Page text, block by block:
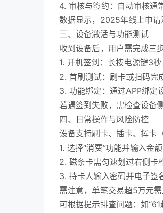
4. 审核与签约：自动审核通
数据显示，2025年线上申请
三、设备激活与功能测试
收到设备后，用户需完成三
1. 开机签到：长按电源键3秒
2. 首刷测试：刷卡或扫码完
3. 功能绑定：通过APP绑定
若遇签到失败，需检查设备
四、日常操作与风险防控
设备支持刷卡、插卡、挥卡
1. 选择“消费”功能并输入金额
2. 磁条卡需匀速划过右侧卡
3. 持卡人输入密码并电子签
需注意，单笔交易超5万元
可根据提示排查问题：如